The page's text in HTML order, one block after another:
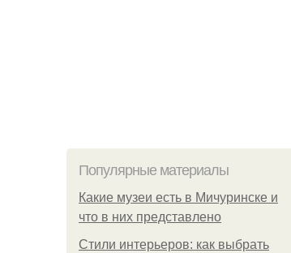
Популярные материалы
Какие музеи есть в Мичуринске и
что в них представлено
Стили интерьеров: как выбрать